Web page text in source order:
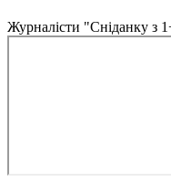
Журналісти "Сніданку з